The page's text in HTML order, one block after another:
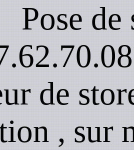
Pose de
de
, sur